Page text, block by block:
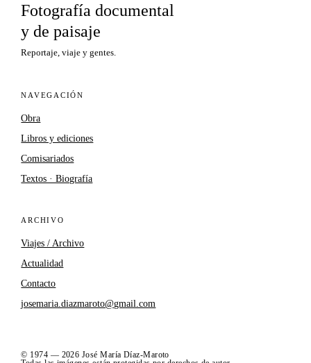
Fotografía documental
y de paisaje
Reportaje, viaje y gentes.
NAVEGACIÓN
Obra
Libros y ediciones
Comisariados
Textos · Biografía
ARCHIVO
Viajes / Archivo
Actualidad
Contacto
josemaria.diazmaroto@gmail.com
© 1974 — 2026 José María Díaz-Maroto